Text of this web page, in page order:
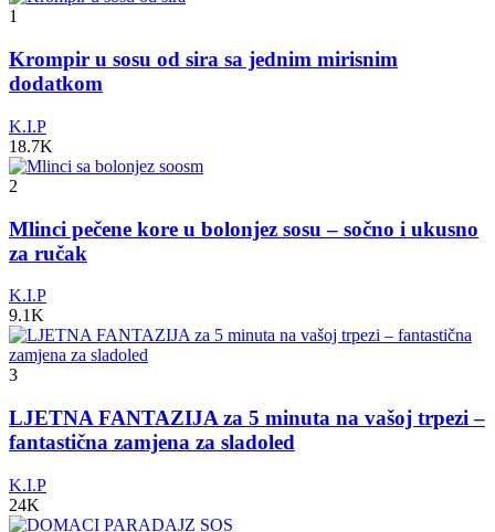
1
Krompir u sosu od sira sa jednim mirisnim
dodatkom
K.I.P
18.7K
2
Mlinci pečene kore u bolonjez sosu – sočno i ukusno
za ručak
K.I.P
9.1K
3
LJETNA FANTAZIJA za 5 minuta na vašoj trpezi –
fantastična zamjena za sladoled
K.I.P
24K